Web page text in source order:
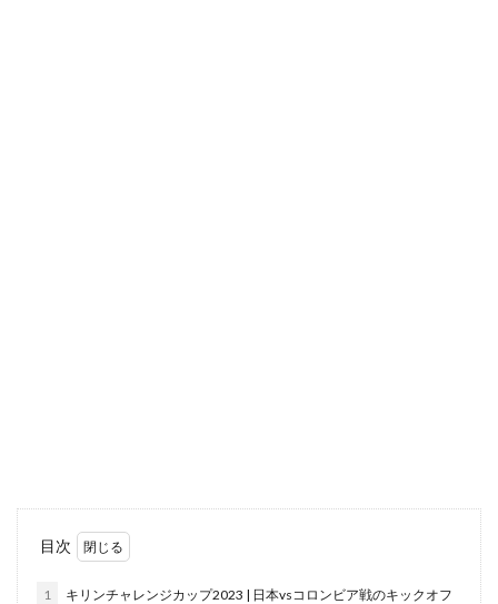
目次
1
キリンチャレンジカップ2023 | 日本vsコロンビア戦のキックオフ